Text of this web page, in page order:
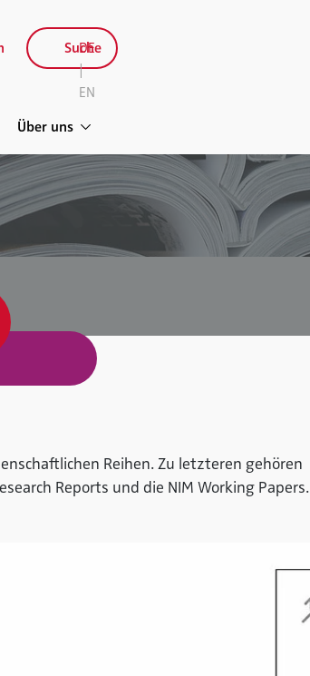
Über uns
Suche
DE
|
EN
Reihen. Zu letzteren gehören
Reports und die NIM Working Papers.